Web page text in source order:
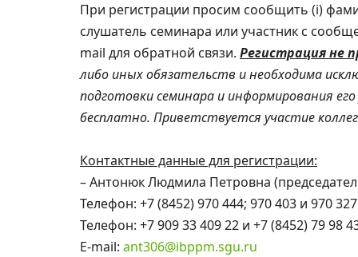
При регистрации просим сообщить (i)
слушатель семинара или участник с
mail для обратной связи. Регистрация не
либо иных обязательств и необходима
подготовки семинара и информирования
бесплатно. Приветствуется участие коллег
Контактные данные для регистрации:
– Антонюк Людмила Петровна
Телефон: +7 (8452) 970 444; 970 403 и 970
Телефон: +7 909 33 409 22 и +7 (8452) 79 98
E-mail: ant306@ibppm.sgu.ru